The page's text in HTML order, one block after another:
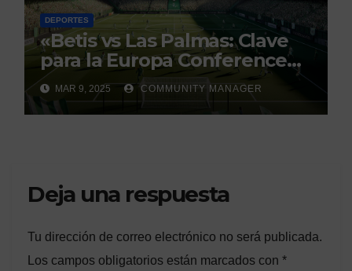
DEPORTES
«Betis vs Las Palmas: Clave
para la Europa Conference
League»
MAR 9, 2025 COMMUNITY MANAGER
Deja una respuesta
Tu dirección de correo electrónico no será publicada.
Los campos obligatorios están marcados con *